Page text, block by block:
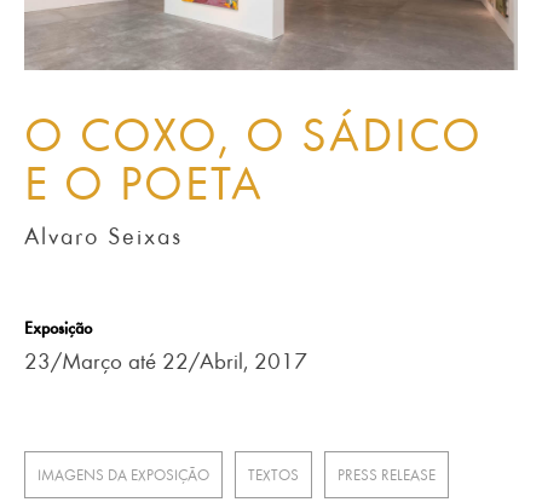
O COXO, O SÁDICO
E O POETA
Alvaro Seixas
Exposição
23/Março até 22/Abril, 2017
IMAGENS DA EXPOSIÇÃO TEXTOS PRESS RELEASE